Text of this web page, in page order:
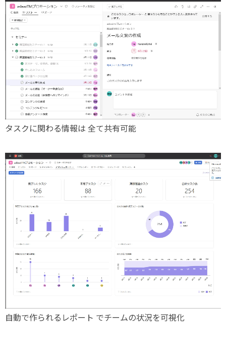
タスクに関わる情報は 全て共有可能
自動で作られるレポート でチームの状況を可視化